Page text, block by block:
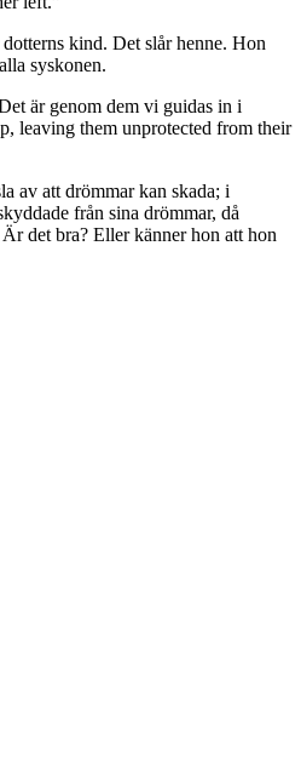
kind. Det slår henne. Hon
syskonen.
är genom dem vi guidas in i
leaving them unprotected from their
av att drömmar kan skada; i
från sina drömmar, då
det bra? Eller känner hon att hon